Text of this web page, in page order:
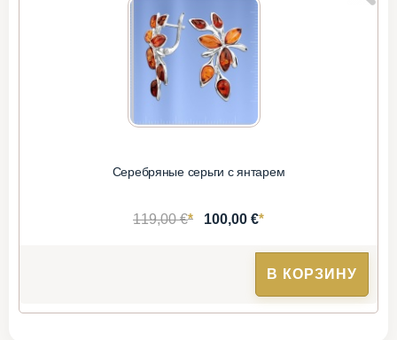
Серебряные серьги с янтарем
119,00 €* 100,00 €*
В КОРЗИНУ